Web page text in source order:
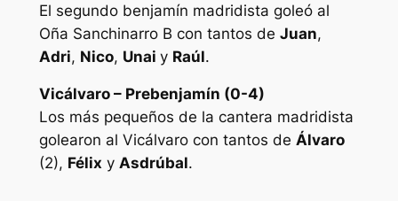
El segundo benjamín madridista goleó al
Oña Sanchinarro B con tantos de Juan,
Adri, Nico, Unai y Raúl.
Vicálvaro – Prebenjamín (0-4)
Los más pequeños de la cantera madridista
golearon al Vicálvaro con tantos de Álvaro
(2), Félix y Asdrúbal.